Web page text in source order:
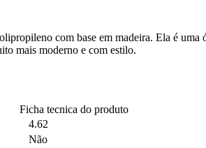
com base em madeira. Ela é uma
mais moderno e com estilo.
Ficha tecnica do produto
4.62
Não